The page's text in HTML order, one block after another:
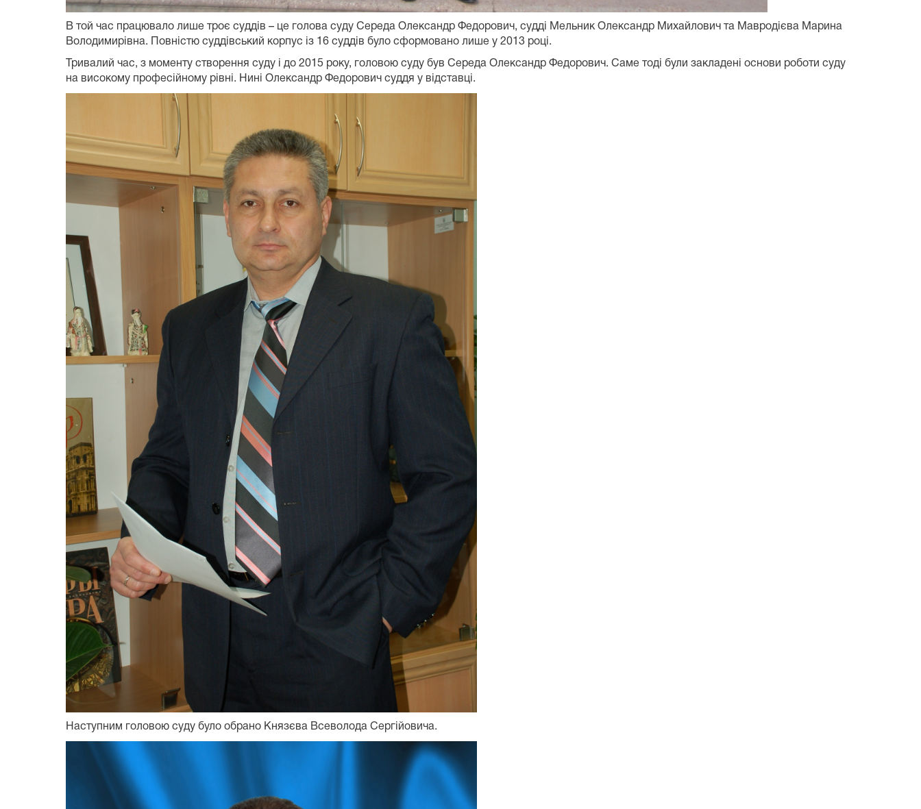
В той час працювало лише троє суддів – це голова суду Середа Олександр Федорович, судді Мельник Олександр Михайлович та Мавродієва Марина
Володимирівна. Повністю суддівський корпус із 16 суддів було сформовано лише у 2013 році.
Тривалий час, з моменту створення суду і до 2015 року, головою суду був Середа Олександр Федорович. Саме тоді були закладені основи роботи суду
на високому професійному рівні. Нині Олександр Федорович суддя у відставці.
Наступним головою суду було обрано Князєва Всеволода Сергійовича.